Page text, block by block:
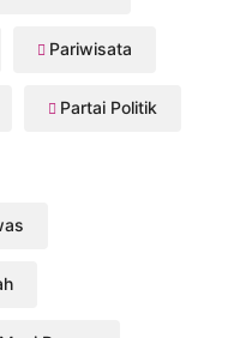
Pariwisata
Partai Politik